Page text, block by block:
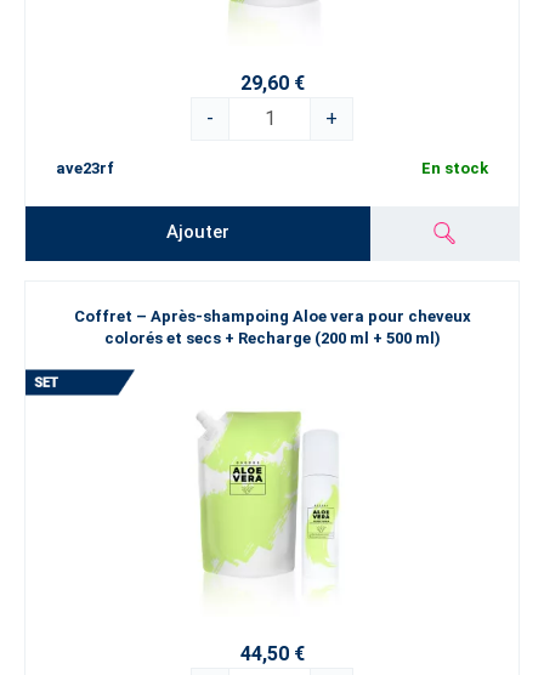
29,60 €
-
+
ave23rf En stock
Ajouter
Coffret – Après-shampoing Aloe vera pour cheveux
colorés et secs + Recharge (200 ml + 500 ml)
44,50 €